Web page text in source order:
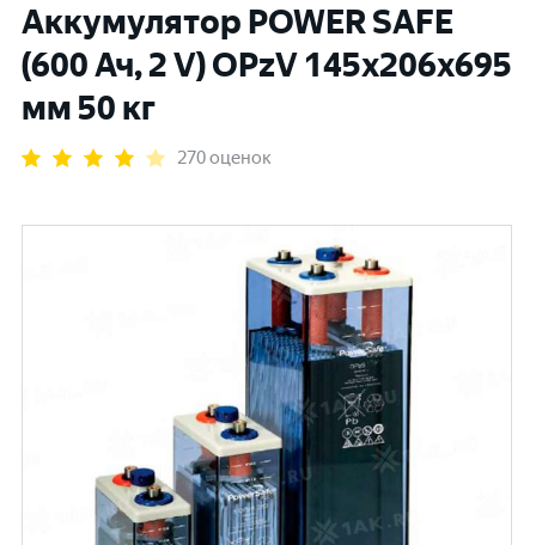
Аккумулятор POWER SAFE
(600 Ач, 2 V) OPzV 145x206x695
мм 50 кг
270 оценок